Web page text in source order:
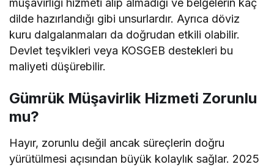
müşavirliği hizmeti alıp almadığı ve belgelerin kaç
dilde hazırlandığı gibi unsurlardır. Ayrıca döviz
kuru dalgalanmaları da doğrudan etkili olabilir.
Devlet teşvikleri veya KOSGEB destekleri bu
maliyeti düşürebilir.
Gümrük Müşavirlik Hizmeti Zorunlu
mu?
Hayır, zorunlu değil ancak süreçlerin doğru
yürütülmesi açısından büyük kolaylık sağlar. 2025